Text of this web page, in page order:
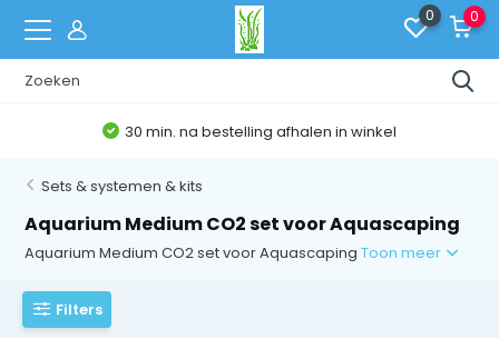
0 0
30 min. na bestelling afhalen in winkel
Sets & systemen & kits
Aquarium Medium CO2 set voor Aquascaping
Aquarium Medium CO2 set voor AquascapingToon meer
Filters